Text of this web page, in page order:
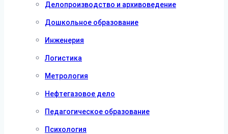
Делопроизводство и архивоведение
Дошкольное образование
Инженерия
Логистика
Метрология
Нефтегазовое дело
Педагогическое образование
Психология